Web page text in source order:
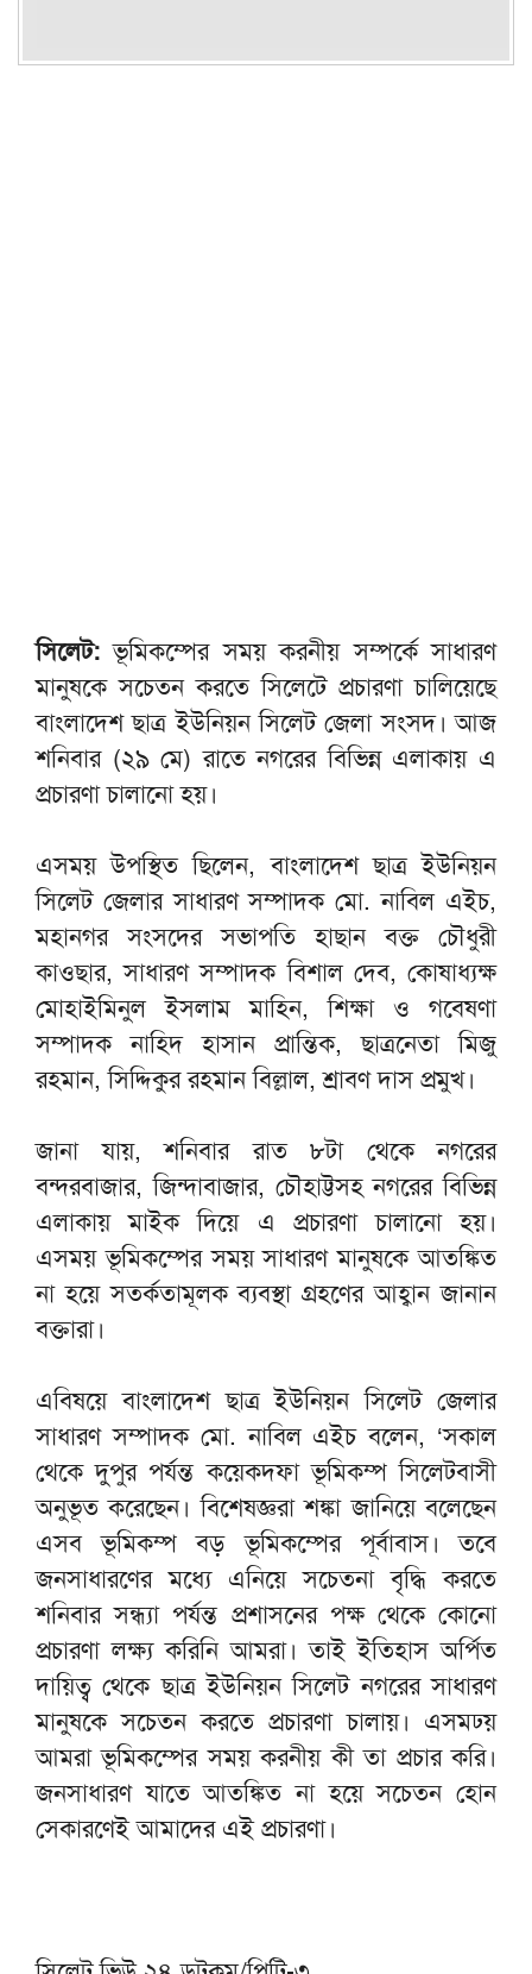
সিলেট: ভূমিকম্পের সময় করনীয় সম্পর্কে সাধারণ
মানুষকে সচেতন করতে সিলেটে প্রচারণা চালিয়েছে
বাংলাদেশ ছাত্র ইউনিয়ন সিলেট জেলা সংসদ। আজ
শনিবার (২৯ মে) রাতে নগরের বিভিন্ন এলাকায় এ
প্রচারণা চালানো হয়।
এসময় উপস্থিত ছিলেন, বাংলাদেশ ছাত্র ইউনিয়ন
সিলেট জেলার সাধারণ সম্পাদক মো. নাবিল এইচ,
মহানগর সংসদের সভাপতি হাছান বক্ত চৌধুরী
কাওছার, সাধারণ সম্পাদক বিশাল দেব, কোষাধ্যক্ষ
মোহাইমিনুল ইসলাম মাহিন, শিক্ষা ও গবেষণা
সম্পাদক নাহিদ হাসান প্রান্তিক, ছাত্রনেতা মিজু
রহমান, সিদ্দিকুর রহমান বিল্লাল, শ্রাবণ দাস প্রমুখ।
জানা যায়, শনিবার রাত ৮টা থেকে নগরের
বন্দরবাজার, জিন্দাবাজার, চৌহাট্টসহ নগরের বিভিন্ন
এলাকায় মাইক দিয়ে এ প্রচারণা চালানো হয়।
এসময় ভূমিকম্পের সময় সাধারণ মানুষকে আতঙ্কিত
না হয়ে সতর্কতামূলক ব্যবস্থা গ্রহণের আহ্বান জানান
বক্তারা।
এবিষয়ে বাংলাদেশ ছাত্র ইউনিয়ন সিলেট জেলার
সাধারণ সম্পাদক মো. নাবিল এইচ বলেন, ‘সকাল
থেকে দুপুর পর্যন্ত কয়েকদফা ভূমিকম্প সিলেটবাসী
অনুভূত করেছেন। বিশেষজ্ঞরা শঙ্কা জানিয়ে বলেছেন
এসব ভূমিকম্প বড় ভূমিকম্পের পূর্বাবাস। তবে
জনসাধারণের মধ্যে এনিয়ে সচেতনা বৃদ্ধি করতে
শনিবার সন্ধ্যা পর্যন্ত প্রশাসনের পক্ষ থেকে কোনো
প্রচারণা লক্ষ্য করিনি আমরা। তাই ইতিহাস অর্পিত
দায়িত্ব থেকে ছাত্র ইউনিয়ন সিলেট নগরের সাধারণ
মানুষকে সচেতন করতে প্রচারণা চালায়। এসমঢয়
আমরা ভূমিকম্পের সময় করনীয় কী তা প্রচার করি।
জনসাধারণ যাতে আতঙ্কিত না হয়ে সচেতন হোন
সেকারণেই আমাদের এই প্রচারণা।